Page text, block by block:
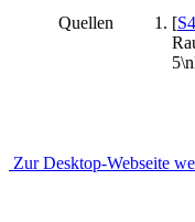
Quellen [
Zur Desktop-Webseite